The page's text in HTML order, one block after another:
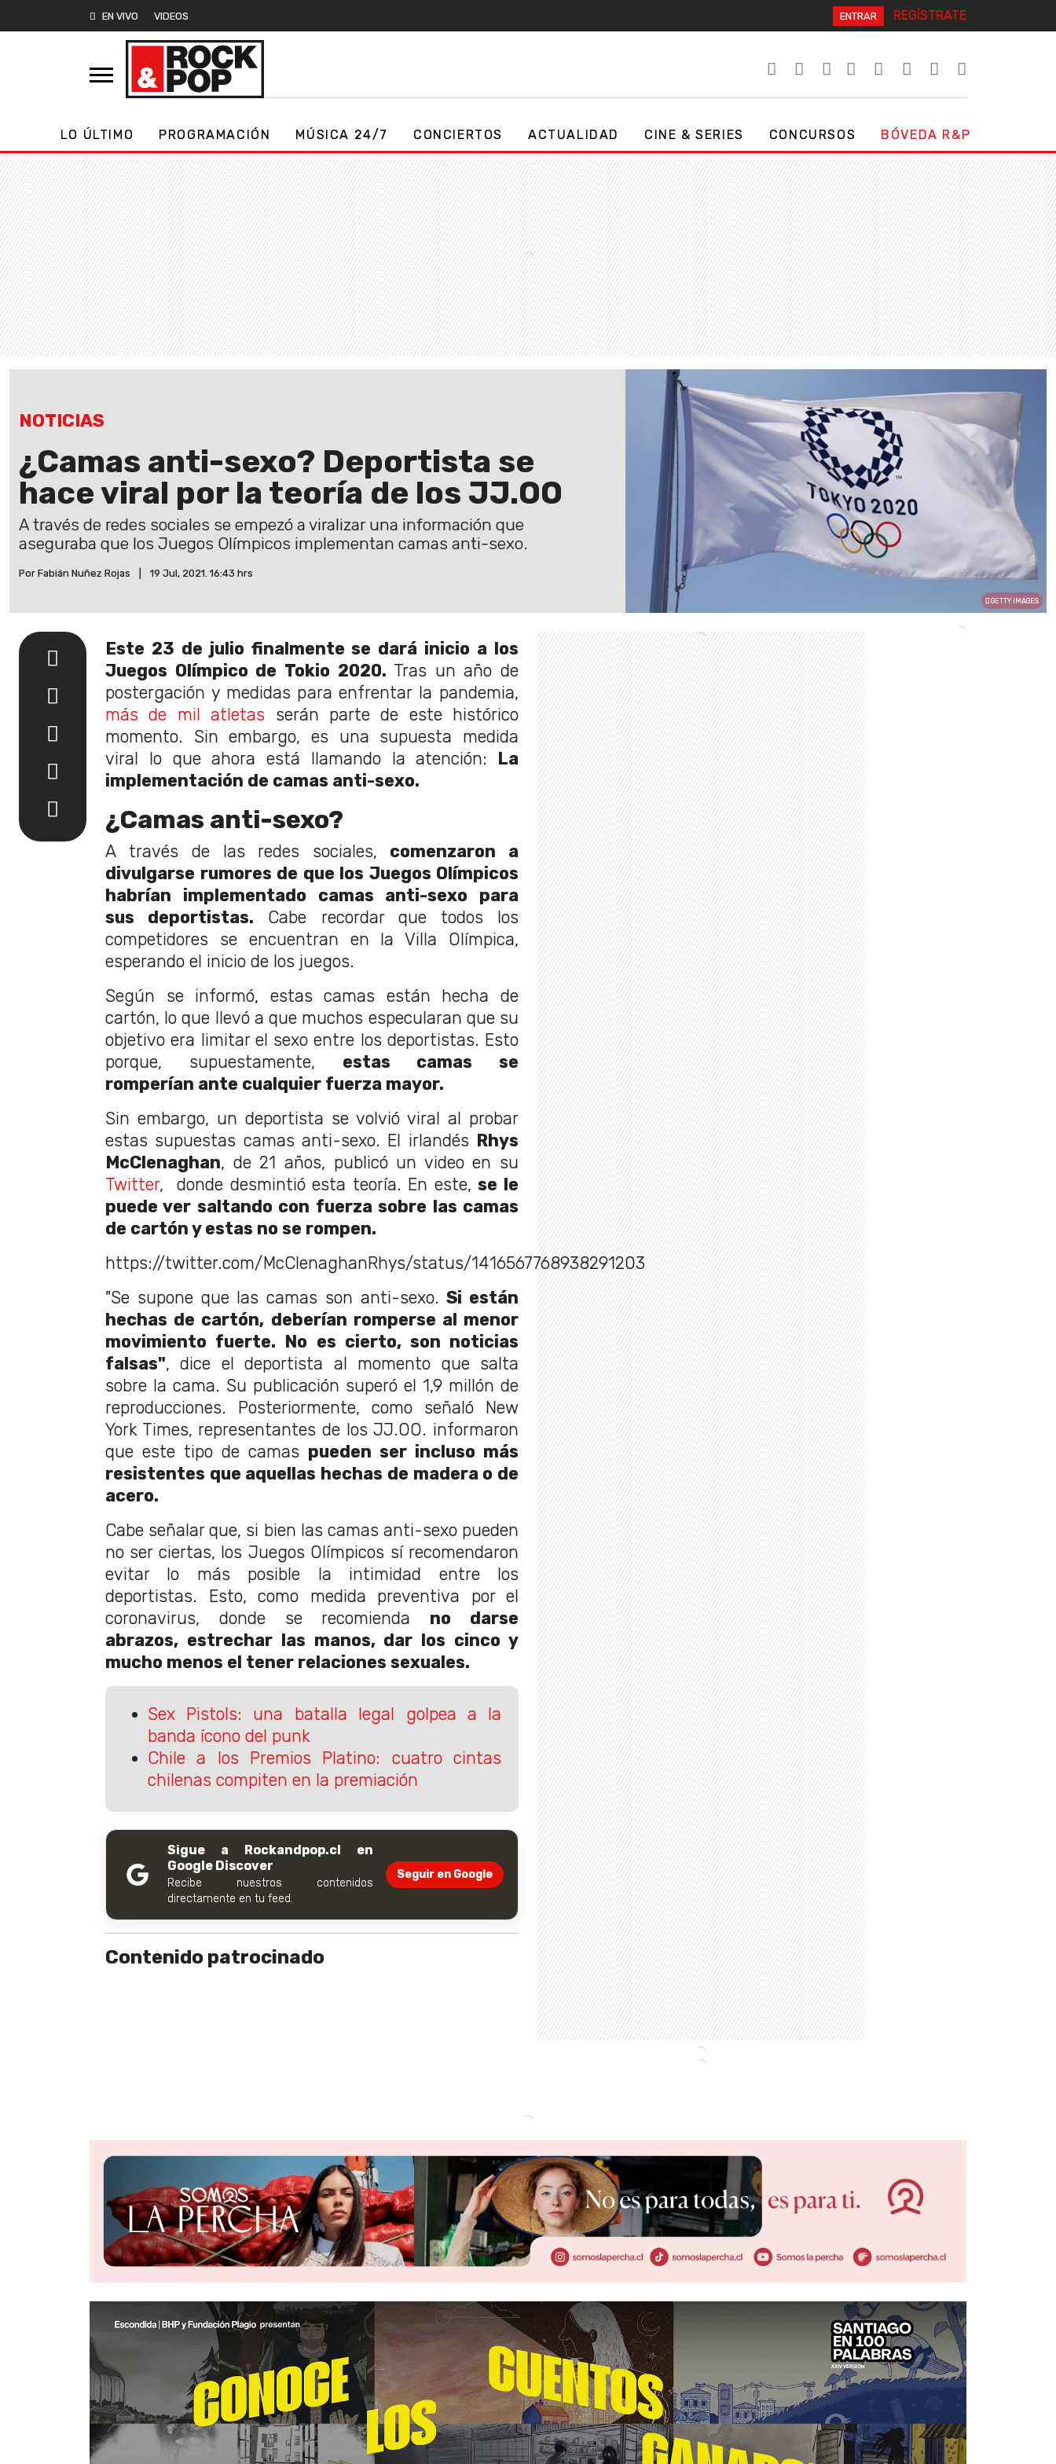
EN VIVO VIDEOS ENTRAR REGÍSTRATE
LO ÚLTIMO PROGRAMACIÓN MÚSICA 24/7 CONCIERTOS ACTUALIDAD CINE & SERIES CONCURSOS BÓVEDA R&P
NOTICIAS
¿Camas anti-sexo? Deportista se
hace viral por la teoría de los JJ.OO
A través de redes sociales se empezó a viralizar una información que
aseguraba que los Juegos Olímpicos implementan camas anti-sexo.
Por Fabián Nuñez Rojas 19 Jul, 2021. 16:43 hrs
GETTY IMAGES
Este 23 de julio finalmente se dará inicio a los
Juegos Olímpico de Tokio 2020. Tras un año de
postergación y medidas para enfrentar la pandemia,
más de mil atletas serán parte de este histórico
momento. Sin embargo, es una supuesta medida
viral lo que ahora está llamando la atención: La
implementación de camas anti-sexo.
¿Camas anti-sexo?
A través de las redes sociales, comenzaron a
divulgarse rumores de que los Juegos Olímpicos
habrían implementado camas anti-sexo para
sus deportistas. Cabe recordar que todos los
competidores se encuentran en la Villa Olímpica,
esperando el inicio de los juegos.
Según se informó, estas camas están hecha de
cartón, lo que llevó a que muchos especularan que su
objetivo era limitar el sexo entre los deportistas. Esto
porque, supuestamente, estas camas se
romperían ante cualquier fuerza mayor.
Sin embargo, un deportista se volvió viral al probar
estas supuestas camas anti-sexo. El irlandés Rhys
McClenaghan, de 21 años, publicó un video en su
Twitter, donde desmintió esta teoría. En este,se le
puede ver saltando con fuerza sobre las camas
de cartón y estas no se rompen.
https://twitter.com/McClenaghanRhys/status/1416567768938291203
"Se supone que las camas son anti-sexo.Si están
hechas de cartón, deberían romperse al menor
movimiento fuerte. No es cierto, son noticias
falsas", dice el deportista al momento que salta
sobre la cama. Su publicación superó el 1,9 millón de
reproducciones. Posteriormente, como señaló New
York Times, representantes de los JJ.OO. informaron
que este tipo de camas pueden ser incluso más
resistentes que aquellas hechas de madera o de
acero.
Cabe señalar que, si bien las camas anti-sexo pueden
no ser ciertas, los Juegos Olímpicos sí recomendaron
evitar lo más posible la intimidad entre los
deportistas. Esto, como medida preventiva por el
coronavirus, donde se recomienda no darse
abrazos, estrechar las manos, dar los cinco y
mucho menos el tener relaciones sexuales.
Sex Pistols: una batalla legal golpea a la
banda ícono del punk
Chile a los Premios Platino: cuatro cintas
chilenas compiten en la premiación
Sigue a Rockandpop.cl en
Google Discover
Recibe nuestros contenidos
directamente en tu feed.
Seguir en Google
Contenido patrocinado